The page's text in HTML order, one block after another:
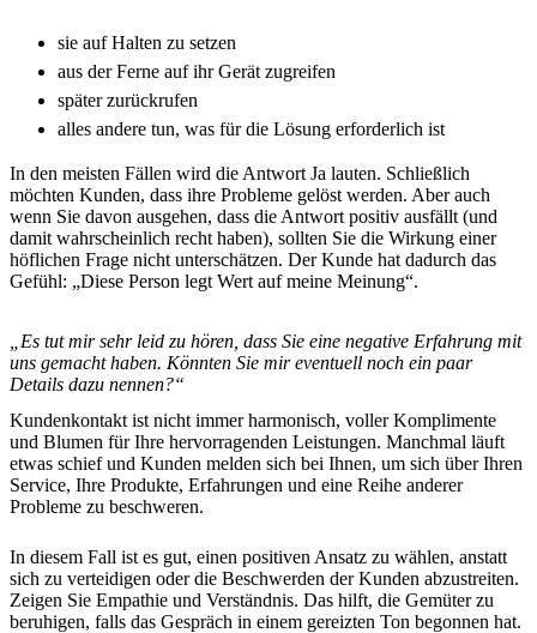
sie auf Halten zu setzen
aus der Ferne auf ihr Gerät zugreifen
später zurückrufen
alles andere tun, was für die Lösung erforderlich ist
In den meisten Fällen wird die Antwort Ja lauten. Schließlich
möchten Kunden, dass ihre Probleme gelöst werden. Aber auch
wenn Sie davon ausgehen, dass die Antwort positiv ausfällt (und
damit wahrscheinlich recht haben), sollten Sie die Wirkung einer
höflichen Frage nicht unterschätzen. Der Kunde hat dadurch das
Gefühl: „Diese Person legt Wert auf meine Meinung“.
„Es tut mir sehr leid zu hören, dass Sie eine negative Erfahrung mit
uns gemacht haben. Könnten Sie mir eventuell noch ein paar
Details dazu nennen?“
Kundenkontakt ist nicht immer harmonisch, voller Komplimente
und Blumen für Ihre hervorragenden Leistungen. Manchmal läuft
etwas schief und Kunden melden sich bei Ihnen, um sich über Ihren
Service, Ihre Produkte, Erfahrungen und eine Reihe anderer
Probleme zu beschweren.
In diesem Fall ist es gut, einen positiven Ansatz zu wählen, anstatt
sich zu verteidigen oder die Beschwerden der Kunden abzustreiten.
Zeigen Sie Empathie und Verständnis. Das hilft, die Gemüter zu
beruhigen, falls das Gespräch in einem gereizten Ton begonnen hat.